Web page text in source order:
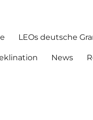
LEOs deutsche
News